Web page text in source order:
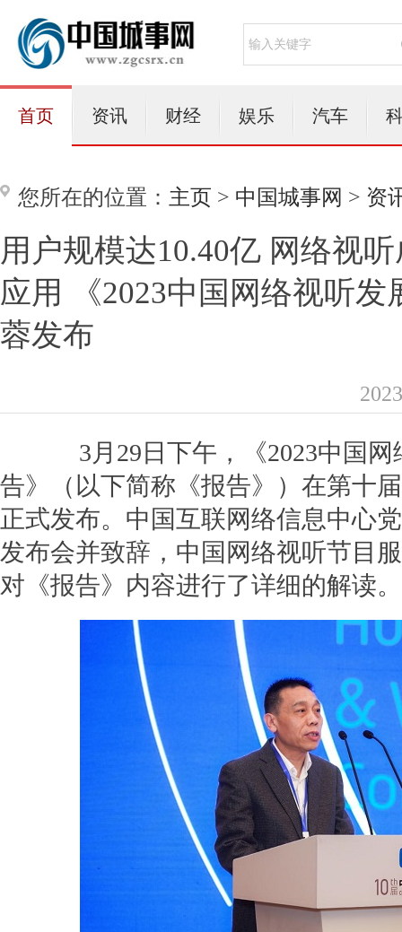
首页 资讯 财经 娱乐 汽车
您所在的位置： 主页 > 中国城事网 > 资
用户规模达10.40亿 网络视
应用 《2023中国网络视听发
蓉发布
3月29日下午，《2023中国网
告》（以下简称《报告》）在第十
正式发布。中国互联网络信息中心
发布会并致辞，中国网络视听节目
对《报告》内容进行了详细的解读。